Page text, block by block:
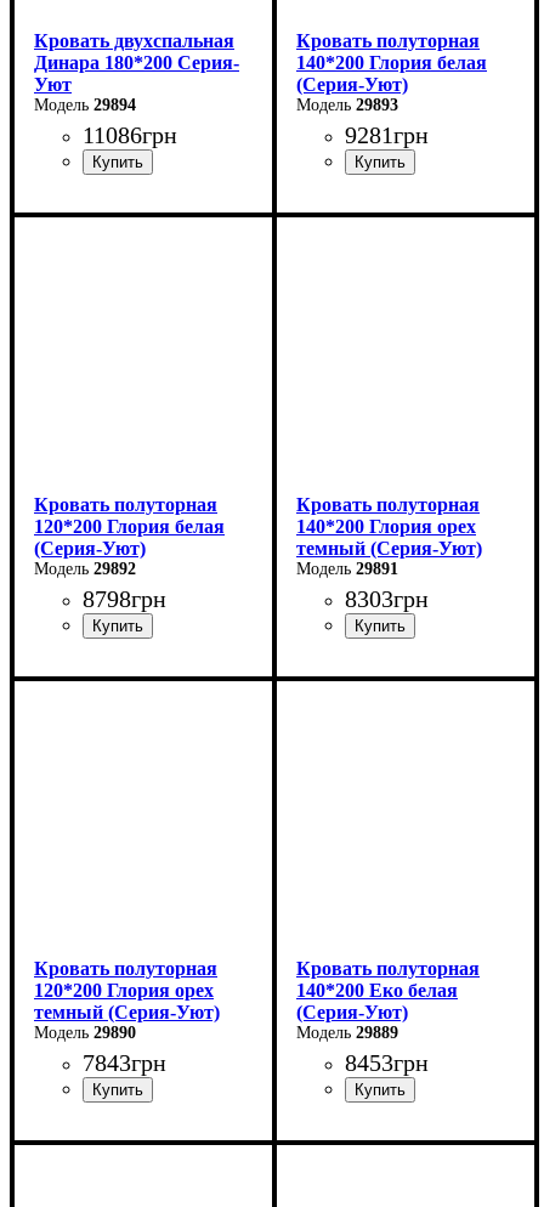
Кровать двухспальная
Динара 180*200 Серия-
Уют
29894
11086грн
Ширина: 180 см
Кровать полуторная
140*200 Глория белая
(Серия-Уют)
29893
9281грн
Ширина: 140 см
Кровать полуторная
120*200 Глория белая
(Серия-Уют)
29892
8798грн
Ширина: 120 см
Кровать полуторная
140*200 Глория орех
темный (Серия-Уют)
29891
8303грн
Ширина: 140 см
Кровать полуторная
120*200 Глория орех
темный (Серия-Уют)
29890
7843грн
Ширина: 120 см
Кровать полуторная
140*200 Еко белая
(Серия-Уют)
29889
8453грн
Ширина: 144 см